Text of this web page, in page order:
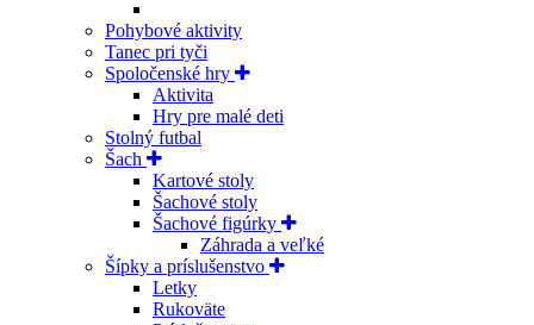
Pohybové aktivity
Tanec pri tyči
Spoločenské hry
Aktivita
Hry pre malé deti
Stolný futbal
Šach
Kartové stoly
Šachové stoly
Šachové figúrky
Záhrada a veľké
Šípky a príslušenstvo
Letky
Rukoväte